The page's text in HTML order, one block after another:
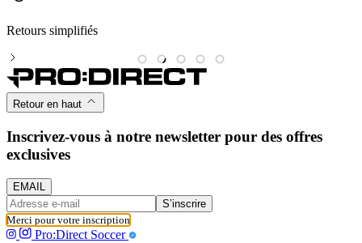
Retours simplifiés
Retour en haut
Inscrivez-vous à notre newsletter pour des offres
exclusives
EMAIL
S’inscrire
Merci pour votre inscription
Pro:Direct Soccer